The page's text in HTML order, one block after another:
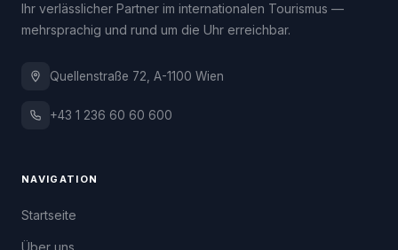
Ihr verlässlicher Partner im internationalen Tourismus —
mehrsprachig und rund um die Uhr erreichbar.
Quellenstraße 72, A-1100 Wien
+43 1 236 60 60 600
NAVIGATION
Startseite
Über uns